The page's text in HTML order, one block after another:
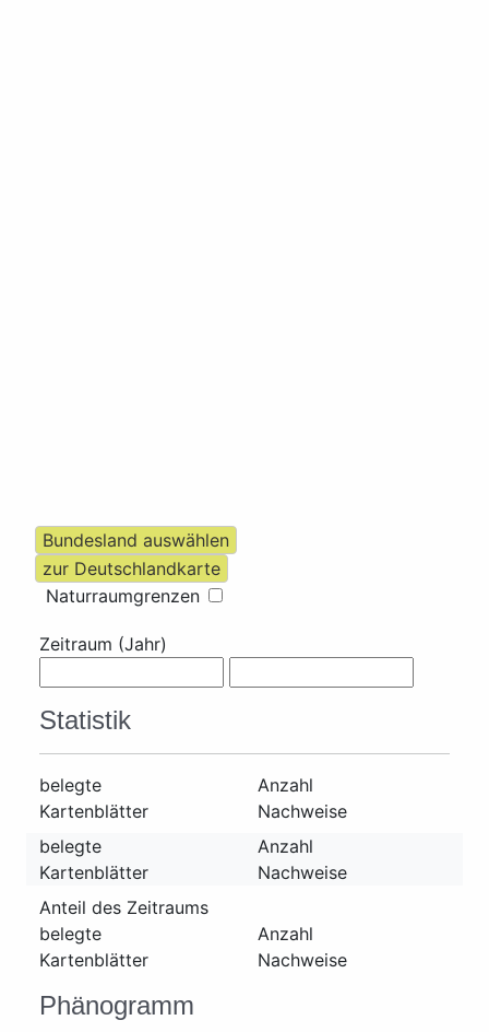
Naturraumgrenzen
Zeitraum (Jahr)
Statistik
belegte
Kartenblätter
Anzahl
Nachweise
belegte
Kartenblätter
Anzahl
Nachweise
Anteil des Zeitraums
belegte
Kartenblätter
Anzahl
Nachweise
Phänogramm